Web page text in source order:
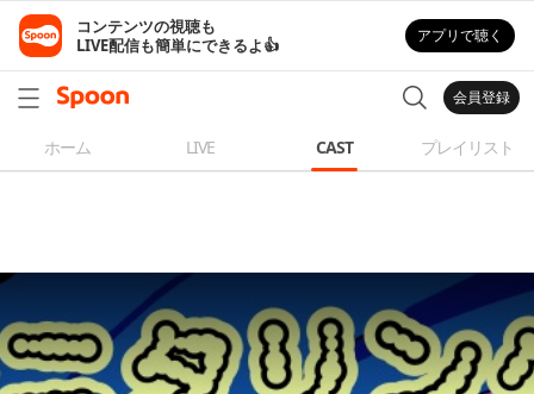
コンテンツの視聴も
LIVE配信も簡単にできるよ👍
アプリで聴く
会員登録
ホーム LIVE CAST プレイリスト